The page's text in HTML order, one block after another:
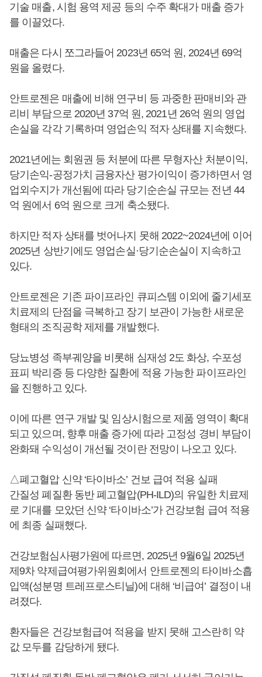
기술 매출, 시험 용역 제공 등의 수주 확대가 매출 증가
를 이끌었다.
매출은 다시 쪼그라들어 2023년 65억 원, 2024년 69억
원을 올렸다.
안트로젠은 매출에 비해 연구비 등 과중한 판매비와 관
리비 부담으로 2020년 37억 원, 2021년 26억 원의 영업
손실을 각각 기록하며 영업손익 적자 상태를 지속했다.
2021년에는 회원권 등 처분에 따른 무형자산 처분이익,
당기손익-공정가치 금융자산 평가이익이 증가하면서 영
업외수지가 개선됨에 따라 당기순손실 규모는 전년 44
억 원에서 6억 원으로 크게 축소됐다.
하지만 적자 상태를 벗어나지 못해 2022~2024년에 이어
2025년 상반기에도 영업손실·당기순손실이 지속하고
있다.
안트로젠은 기존 파이프라인 큐피스템 이외에 줄기세포
치료제의 단점을 극복하고 장기 보관이 가능한 새로운
형태의 조직공학 제제를 개발했다.
당뇨병성 족부궤양을 비롯해 심재성 2도 화상, 수포성
표피 박리증 등 다양한 질환에 적용 가능한 파이프라인
을 진행하고 있다.
이에 따른 연구 개발 및 임상시험으로 제품 영역이 확대
되고 있으며, 향후 매출 증가에 따라 고정성 경비 부담이
완화돼 수익성이 개선될 것이란 전망이 나오고 있다.
△폐고혈압 신약 ‘타이바소’ 건보 급여 적용 실패
간질성 폐질환 동반 폐고혈압(PH-ILD)의 유일한 치료제
로 기대를 모았던 신약 ‘타이바소’가 건강보험 급여 적용
에 최종 실패했다.
건강보험심사평가원에 따르면, 2025년 9월6일 2025년
제9차 약제급여평가위원회에서 안트로젠의 타이바소흡
입액(성분명 트레프로스티닐)에 대해 ‘비급여’ 결정이 내
려졌다.
환자들은 건강보험급여 적용을 받지 못해 고스란히 약
값 모두를 감당하게 됐다.